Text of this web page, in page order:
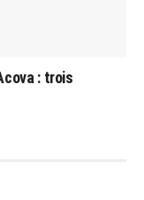
: trois